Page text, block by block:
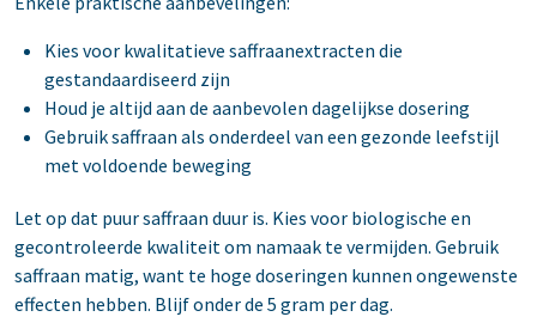
Kies voor kwalitatieve saffraanextracten die
gestandaardiseerd zijn
Houd je altijd aan de aanbevolen dagelijkse dosering
Gebruik saffraan als onderdeel van een gezonde leefstijl
met voldoende beweging
Let op dat puur saffraan duur is. Kies voor biologische en
gecontroleerde kwaliteit om namaak te vermijden. Gebruik
saffraan matig, want te hoge doseringen kunnen ongewenste
effecten hebben. Blijf onder de 5 gram per dag.